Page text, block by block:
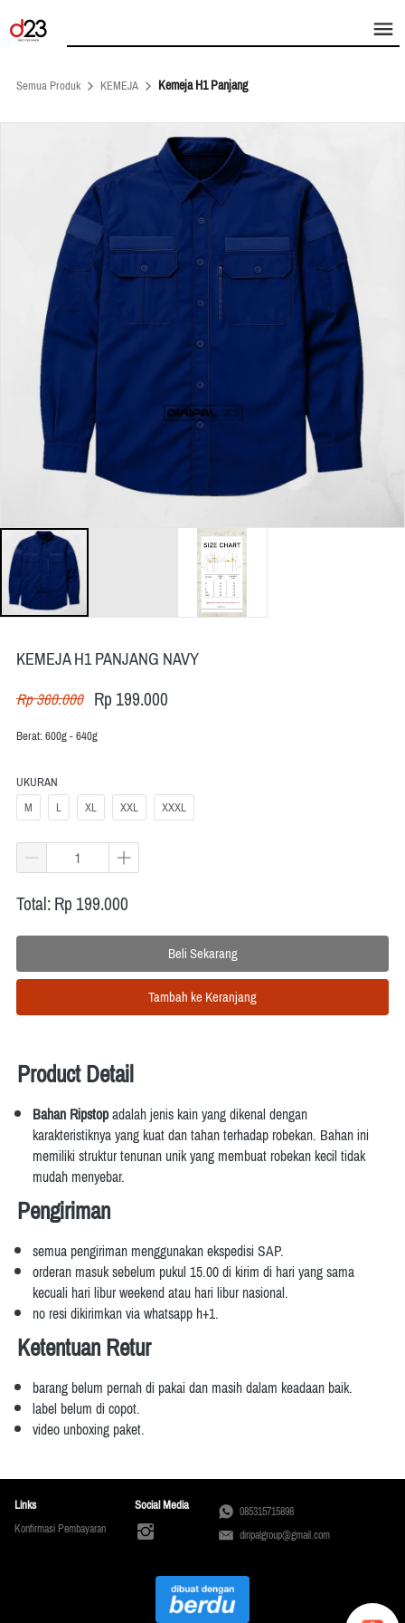
Semua Produk KEMEJA Kemeja H1 Panjang
KEMEJA H1 PANJANG NAVY
Rp 360.000 Rp 199.000
Berat: 600g - 640g
UKURAN
M
L XL XXL XXXL
Total: Rp 199.000
`Beli Sekarang
`Tambah ke Keranjang
Product Detail
Bahan Ripstop adalahjenis kain yang dikenal dengan
karakteristiknya yang kuat dan tahan terhadap robekan. Bahan ini
memiliki struktur tenunan unik yang membuat robekan kecil tidak
mudah menyebar.
Pengiriman
semua pengiriman menggunakan ekspedisi SAP.
orderan masuk sebelum pukul 15.00 di kirim di hari yang sama
kecuali hari libur weekend atau hari libur nasional.
no resi dikirimkan via whatsapp h+1.
Ketentuan Retur
barang belum pernah di pakai dan masih dalam keadaan baik.
label belum di copot.
video unboxing paket.
Links
Konfirmasi Pembayaran
Social Media
085315715898
diripalgroup@gmail.com